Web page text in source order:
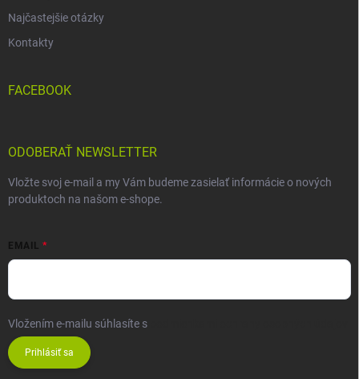
Najčastejšie otázky
Kontakty
FACEBOOK
ODOBERAŤ NEWSLETTER
Vložte svoj e-mail a my Vám budeme zasielať informácie o nových
produktoch na našom e-shope.
EMAIL
Vložením e-mailu súhlasíte s
Prihlásiť sa